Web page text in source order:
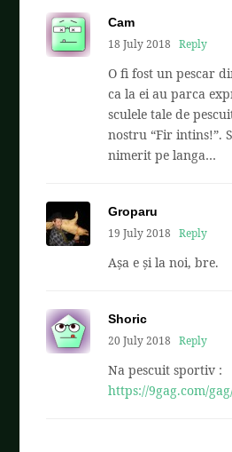
Cam
18 July 2018
Reply
O fi fost un pescar
ca la ei au parca
sculele tale de
nostru “Fir intins!”.
nimerit pe langa…
Groparu
19 July 2018
Reply
Așa e și la noi, bre.
Shoric
20 July 2018
Reply
Na pescuit sportiv :
https://9gag.com/